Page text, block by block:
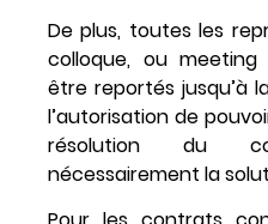
De plus, toutes les
colloque, ou
être reportés jusqu’à
l’autorisation de
résolution du
nécessairement la